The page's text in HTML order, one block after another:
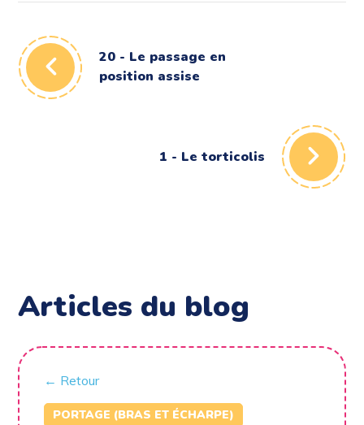
20 - Le passage en
position assise
1 - Le torticolis
Articles du blog
← Retour
PORTAGE (BRAS ET ÉCHARPE)